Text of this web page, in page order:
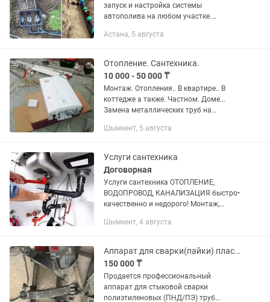
запуск и настройка системы
автополива на любом участке.
зимовке и весенний запуск с
дождя, полная...
Астана, 5 августа
Отопление. Сантехника.
10 000 - 50 000 ₸
Монтаж. Отопления.. В квартире.. В
коттедже а также. Частном. Доме...
Замена металлических труб на
Радиаторы водопровод. Канализация.
Шымкент, 5 августа
Услуги сантехника
Договорная
Услуги сантехника ОТОПЛЕНИЕ,
ВОДОПРОВОД, КАНАЛИЗАЦИЯ быстро•
качественно и недорого! Монтаж,
канализации) Замена ремонт
Шымкент, 4 августа
Аппарат для сварки(пайки) пластиковых труб до 200 мм
150 000 ₸
Продается профессиональный
аппарат для стыковой сварки
полиэтиленовых (ПНД/ПЭ) труб